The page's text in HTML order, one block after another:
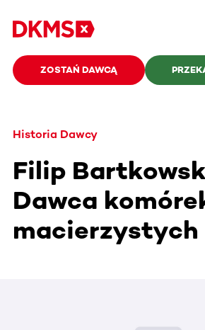
ZOSTAŃ DAWCĄ
Historia Dawcy
Filip
Dawca
macierzystych